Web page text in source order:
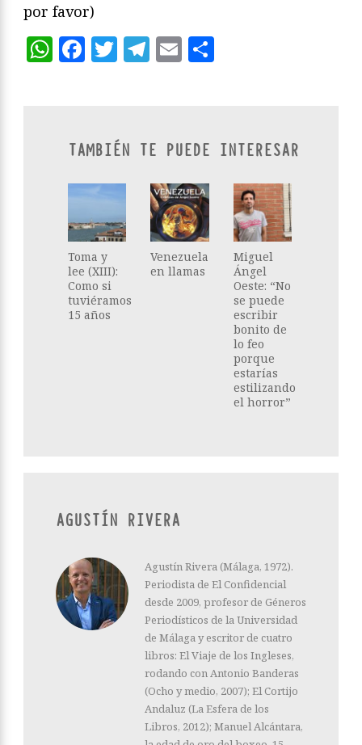
por favor)
WhatsApp
Facebook
Twitter
Telegram
Email
TAMBIÉN TE PUEDE INTERESAR
Toma y
lee (XIII):
Como si
tuviéramos
15 años
Venezuela
en llamas
Miguel
Ángel
Oeste: “No
se puede
escribir
bonito de
lo feo
porque
estarías
estilizando
el horror”
AGUSTÍN RIVERA
Agustín Rivera (Málaga, 1972).
Periodista de El Confidencial
desde 2009, profesor de Géneros
Periodísticos de la Universidad
de Málaga y escritor de cuatro
libros: El Viaje de los Ingleses,
rodando con Antonio Banderas
(Ocho y medio, 2007); El Cortijo
Andaluz (La Esfera de los
Libros, 2012); Manuel Alcántara,